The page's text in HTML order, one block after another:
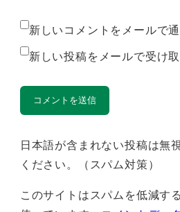
新しいコメントをメールで
新しい投稿をメールで受け
日本語が含まれない投稿は無
ください。（スパム対策）
このサイトはスパムを低減す